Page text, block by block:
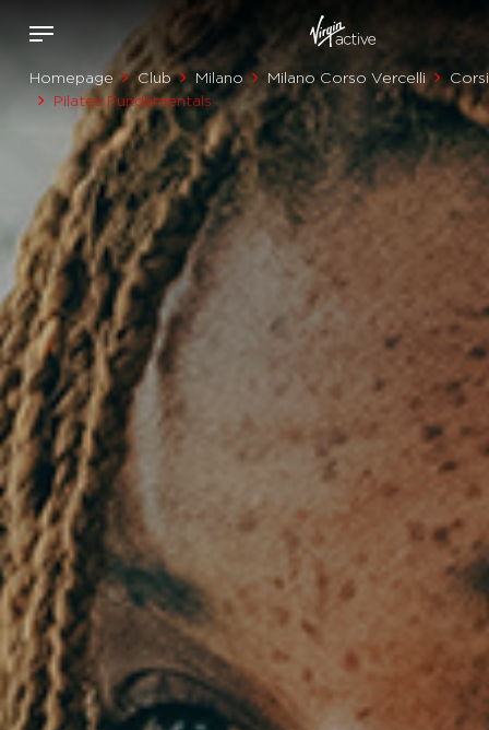
Homepage Club Milano Milano Corso Vercelli
Corsi
Pilates Fundamentals